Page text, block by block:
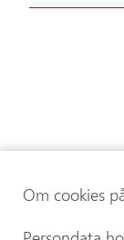
Om cookies